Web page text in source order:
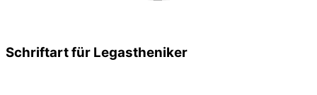
Schriftart für Legastheniker